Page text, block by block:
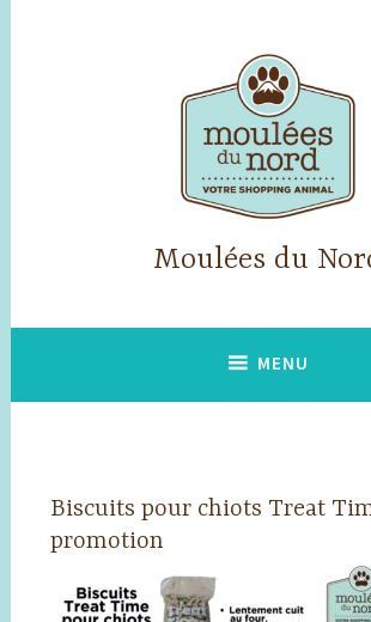
Moulées du
MENU
Biscuits pour chiots Treat
promotion